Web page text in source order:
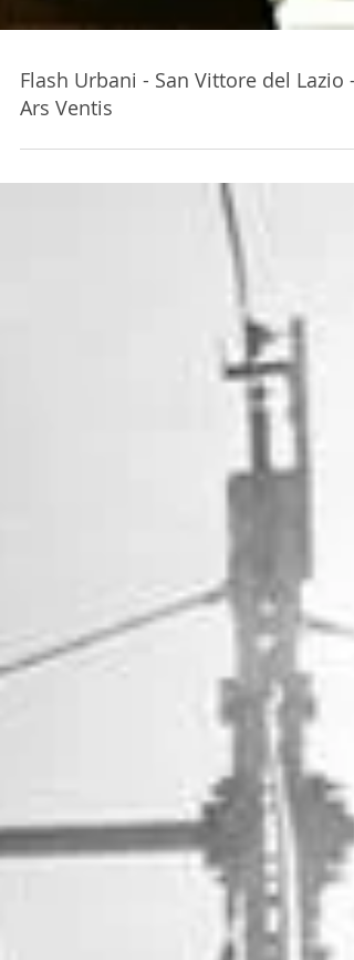
Flash Urbani - San Vittore del Lazio -
Ars Ventis